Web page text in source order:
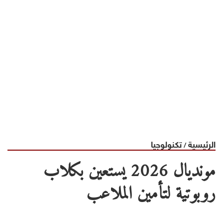
الرئيسية/تكنولوجيا
مونديال 2026 يستعين بكلاب
روبوتية لتأمين الملاعب